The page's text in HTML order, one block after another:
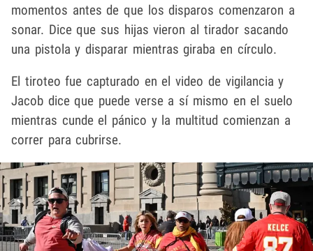
momentos antes de que los disparos comenzaron a
sonar. Dice que sus hijas vieron al tirador sacando
una pistola y disparar mientras giraba en círculo.
El tiroteo fue capturado en el video de vigilancia y
Jacob dice que puede verse a sí mismo en el suelo
mientras cunde el pánico y la multitud comienzan a
correr para cubrirse.